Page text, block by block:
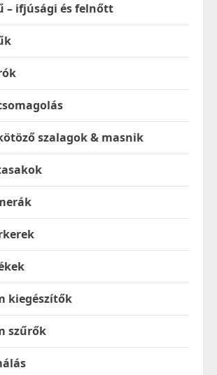
– ifjúsági és felnőtt
szalagok & masnik
kiegészítők
szűrők